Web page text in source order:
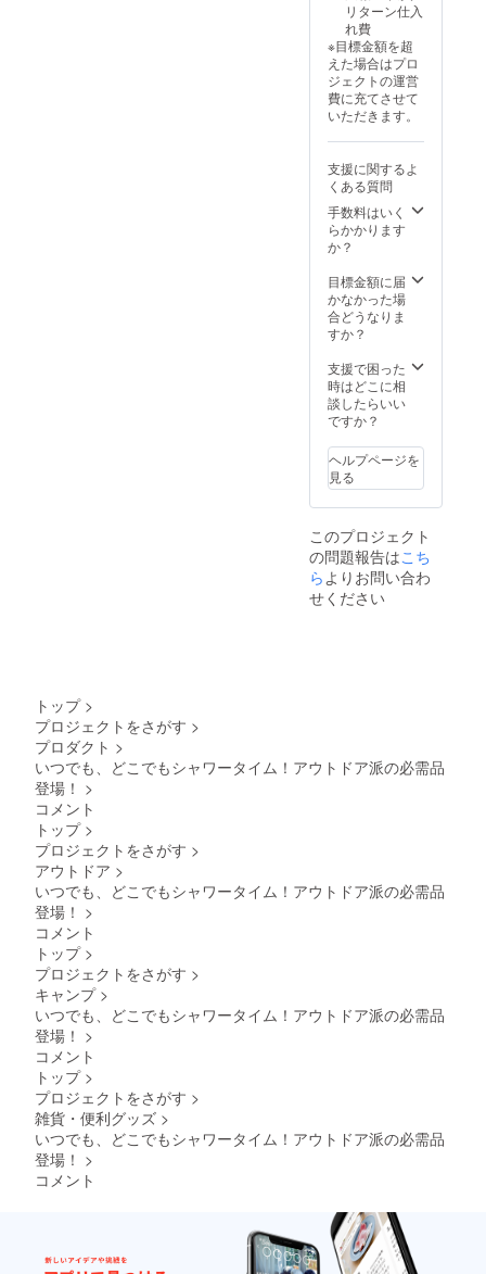
もござ
いま
す。 ※
ご注文
状況、
使用部
材の供
給状
況、製
造工程
上の都
合等に
より出
る場合
があり
ます。
性もご
ざいま
す。ご
了承く
ださ
い。 ※
皆様の
ご支援
量産効
率が向
上した
場合、
が販売
予定価
格より
もござ
いま
す。 ※
ご注文
使用部
材の供
給状
況、製
上の都
合等に
より出
荷時期
が遅れ
のある
イスが
必要な
場合
は、
メッ
セージ
行者に
直接お
問い合
わせく
ださ
デザイ
ン・仕
様は変
更にな
性もご
ざいま
す。ご
了承く
い。 ※
皆様の
ご支援
により
率が向
上した
場合、
正規販
売価格
ご注文
状況、
上の都
合等に
ます。
リターン仕入
れ費
※目標金額を超
えた場合はプロ
ジェクトの運営
費に充てさせて
いただきます。
支援に関するよ
くある質問
手数料はいく
らかかります
か？
目標金額に届
かなかった場
合どうなりま
すか？
支援で困った
時はどこに相
談したらいい
ですか？
ヘルプページを
見る
このプロジェクト
の問題報告はこち
ら よりお問い合わ
せください
トップ >
プロジェクトをさがす >
プロダクト >
いつでも、どこでもシャワータイム！アウトドア派の必需品
登場！ >
コメント
トップ >
プロジェクトをさがす >
アウトドア >
いつでも、どこでもシャワータイム！アウトドア派の必需品
登場！ >
コメント
トップ >
プロジェクトをさがす >
キャンプ >
いつでも、どこでもシャワータイム！アウトドア派の必需品
登場！ >
コメント
トップ >
プロジェクトをさがす >
雑貨・便利グッズ >
いつでも、どこでもシャワータイム！アウトドア派の必需品
登場！ >
コメント